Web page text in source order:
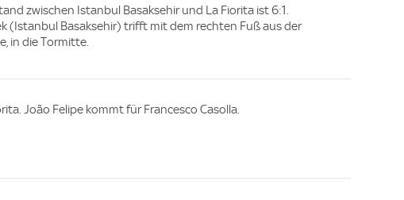
zwischen Istanbul Basaksehir und La Fiorita ist 6:1.
(Istanbul Basaksehir) trifft mit dem rechten Fuß aus der
in die Tormitte.
João Felipe kommt für Francesco Casolla.